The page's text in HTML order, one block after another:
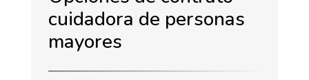
cuidadora de personas
mayores